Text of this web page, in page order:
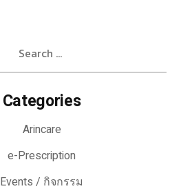
Categories
Arincare
e-Prescription
Events / กิจกรรม